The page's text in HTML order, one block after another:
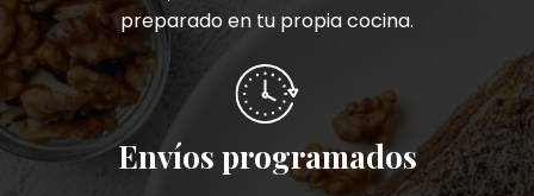
preparado en tu propia cocina.
Envíos programados